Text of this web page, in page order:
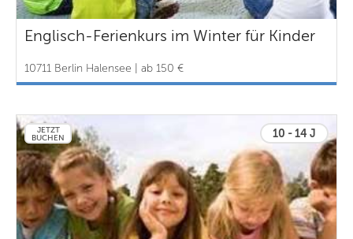
Englisch-Ferienkurs im Winter für Kinder
10711 Berlin Halensee | ab 150 €
JETZT
BUCHEN
10 - 14 J